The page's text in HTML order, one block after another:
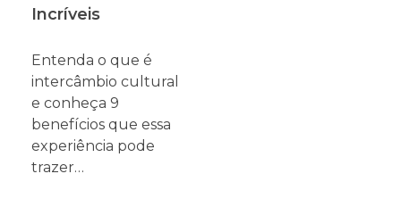
Incríveis
Entenda o que é
intercâmbio cultural
e conheça 9
benefícios que essa
experiência pode
trazer…